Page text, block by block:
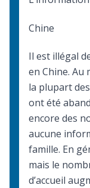
Chine
Il est illégal
en Chine. Au
la plupart
ont été
encore des
aucune
famille. En
mais le
d’accueil